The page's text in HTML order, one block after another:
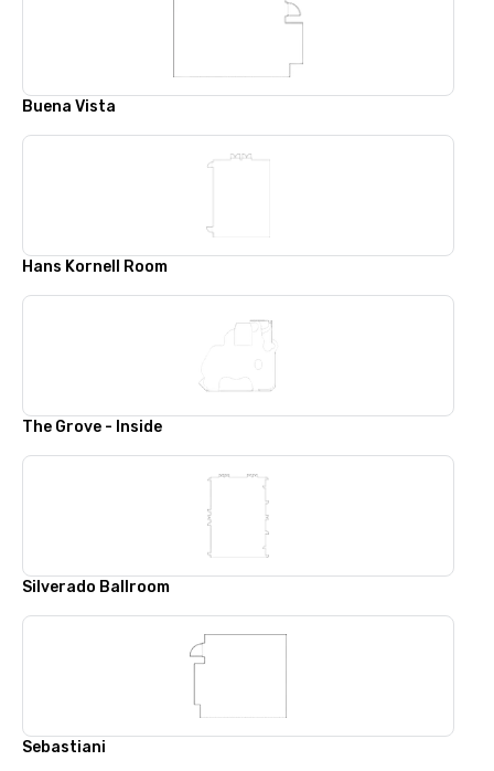
Buena Vista
Hans Kornell Room
The Grove - Inside
Silverado Ballroom
Sebastiani